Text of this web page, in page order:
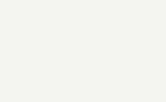
け取りました。 状態は問題な
よさそうです。 ありがとうご